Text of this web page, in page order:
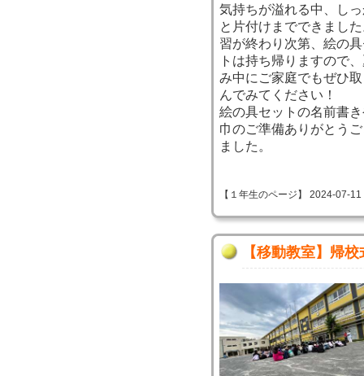
気持ちが溢れる中、し
と片付けまでできまし
習が終わり次第、絵の
トは持ち帰りますので
み中にご家庭でもぜひ
んでみてください！
絵の具セットの名前書
巾のご準備ありがとう
ました。
【１年生のページ】 2024-07-
【移動教室】帰校